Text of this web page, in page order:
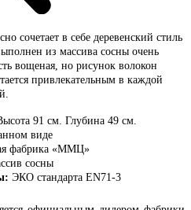
сочетает в себе деревенский стиль
из массива сосны очень
вощеная, но рисунок волокон
привлекательным в каждой
91 см. Глубина 49 см.
виде
фабрика «ММЦ»
сосны
ЭКО стандарта EN71-3